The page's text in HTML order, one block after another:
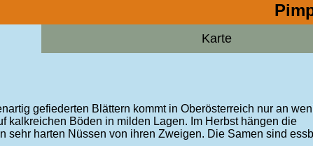
Karte
gefiederten Blättern kommt in Oberösterreich nur an
kalkreichen Böden in milden Lagen. Im Herbst hängen die
harten Nüssen von ihren Zweigen. Die Samen sind